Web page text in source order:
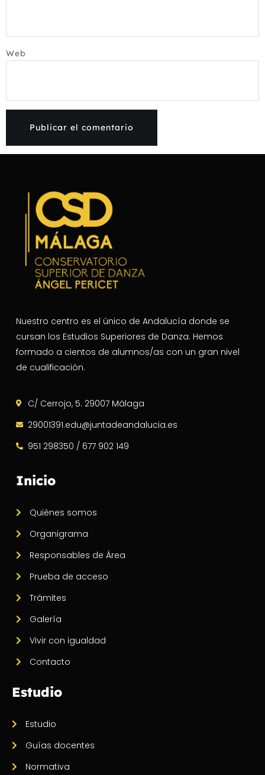
Web
Nuestro centro es el único de Andalucía donde se
cursan los Estudios Superiores de Danza. Hemos
formado a cientos de alumnos/as con un gran nivel
de cualificación.
C/ Cerrojo, 5. 29007 Málaga
29001391.edu@juntadeandalucia.es
951 298350 / 677 902 149
Inicio
Quiénes somos
Organigrama
Responsables de Área
Prueba de acceso
Trámites
Galería
Vivir con igualdad
Contacto
Estudio
Estudio
Guías docentes
Normativa